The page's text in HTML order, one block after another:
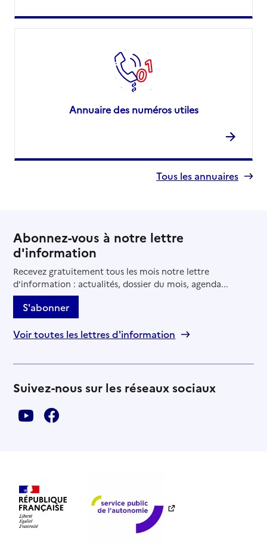
Annuaire des numéros utiles
Tous les annuaires
Abonnez-vous à notre lettre
d'information
Recevez gratuitement tous les mois notre lettre
d'information : actualités, dossier du mois, agenda...
S'abonner
Voir toutes les lettres d'information
Suivez-nous sur les réseaux sociaux